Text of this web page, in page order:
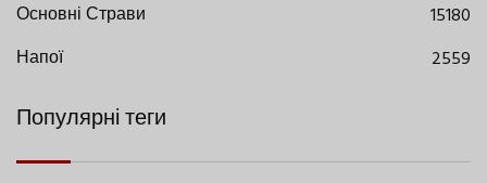
Основні Страви
15180
Напої
2559
Популярні теги